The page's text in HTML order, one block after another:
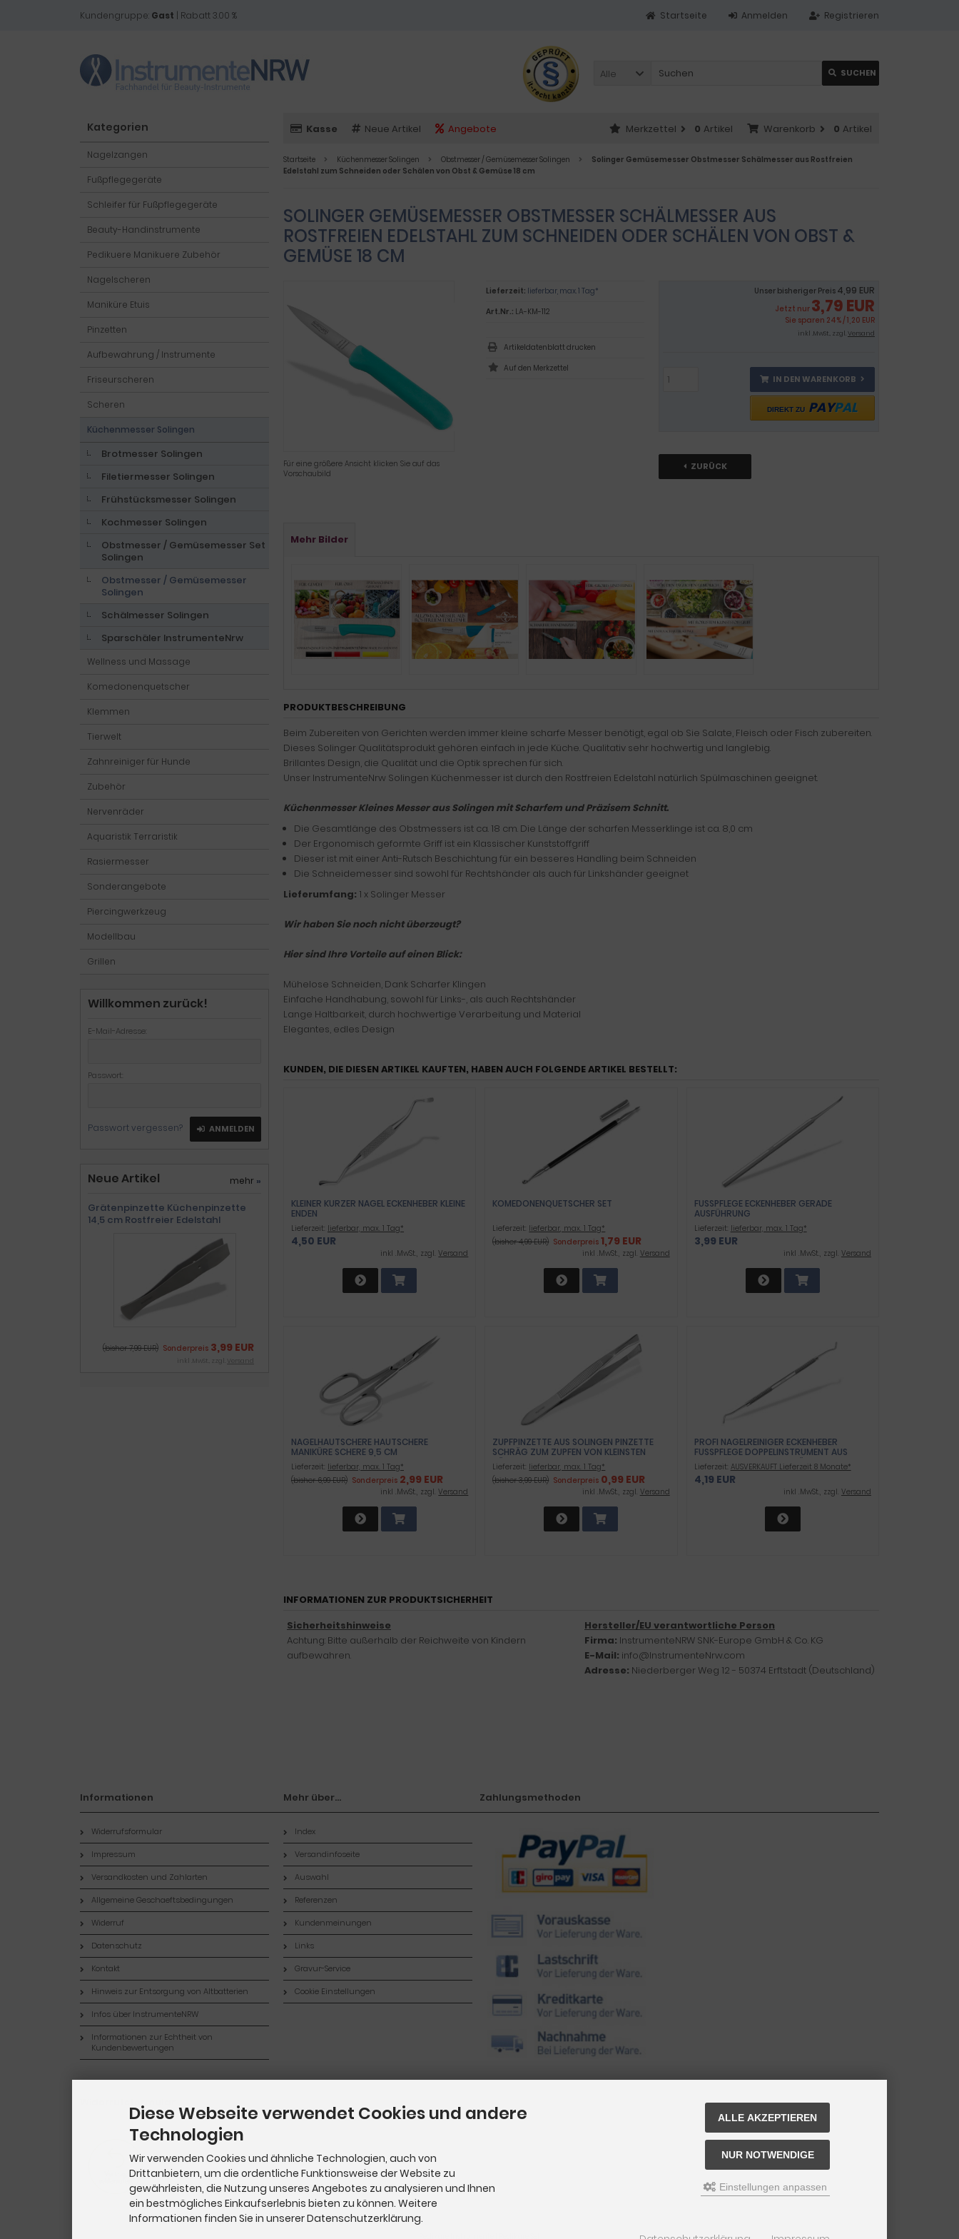
Kundengruppe: Gast | Rabatt 3.00 % Registrieren
Anmelden
Startseite
Alle SUCHEN
Kasse Neue Artikel Angebote Warenkorb 0 Artikel
Merkzettel 0 Artikel
Startseite Küchenmesser Solingen Obstmesser / Gemüsemesser Solingen
Solinger Gemüsemesser Obstmesser Schälmesser aus Rostfreien
Edelstahl zum Schneiden oder Schälen von Obst & Gemüse 18 cm
SOLINGER GEMÜSEMESSER OBSTMESSER SCHÄLMESSER AUS
ROSTFREIEN EDELSTAHL ZUM SCHNEIDEN ODER SCHÄLEN VON OBST &
GEMÜSE 18 CM
Für eine größere Ansicht klicken Sie auf das
Vorschaubild
Unser bisheriger Preis 4,99 EUR
Jetzt nur 3,79 EUR
Sie sparen 24% / 1,20 EUR
inkl .MwSt., zzgl.Versand
IN DEN WARENKORB
DIREKT ZU PAYPAL
ZURÜCK
Lieferzeit: lieferbar, max. 1 Tag*
Art.Nr.: LA-KM-112
Artikeldatenblatt drucken
Mehr Bilder
PRODUKTBESCHREIBUNG
Beim Zubereiten von Gerichten werden immer kleine scharfe Messer benötigt, egal ob Sie Salate, Fleisch oder Fisch zubereiten.
Dieses Solinger Qualitätsprodukt gehören einfach in jede Küche. Qualitativ sehr hochwertig und langlebig.
Brillantes Design, die Qualität und die Optik sprechen für sich.
Unser InstrumenteNrw Solingen Küchenmesser ist durch den Rostfreien Edelstahl natürlich Spülmaschinen geeignet.
Küchenmesser Kleines Messer aus Solingen mit Scharfem und Präzisem Schnitt.
Die Gesamtlänge des Obstmessers ist ca. 18 cm. Die Länge der scharfen Messerklinge ist ca. 8,0 cm
Der Ergonomisch geformte Griff ist ein Klassischer Kunststoffgriff
Dieser ist mit einer Anti-Rutsch Beschichtung für ein besseres Handling beim Schneiden
Die Schneidemesser sind sowohl für Rechtshänder als auch für Linkshänder geeignet
Lieferumfang: 1 x Solinger Messer
Wir haben Sie noch nicht überzeugt?
Hier sind Ihre Vorteile auf einen Blick:
Mühelose Schneiden, Dank Scharfer Klingen
Einfache Handhabung, sowohl für Links-, als auch Rechtshänder
Lange Haltbarkeit, durch hochwertige Verarbeitung und Material
Elegantes, edles Design
KUNDEN, DIE DIESEN ARTIKEL KAUFTEN, HABEN AUCH FOLGENDE ARTIKEL BESTELLT:
KLEINER KURZER NAGEL ECKENHEBER KLEINE
ENDEN
Lieferzeit: lieferbar, max. 1 Tag*
4,50 EUR
inkl .MwSt., zzgl.Versand
KOMEDONENQUETSCHER SET
Lieferzeit: lieferbar, max. 1 Tag*
(bisher 4,99 EUR) Sonderpreis 1,79 EUR
inkl .MwSt., zzgl. Versand
FUSSPFLEGE ECKENHEBER GERADE A
USFÜHRUNG
Lieferzeit: lieferbar, max. 1 Tag*
3,99 EUR
inkl .MwSt., zzgl. Versand
NAGELHAUTSCHERE HAUTSCHERE
MANIKÜRE SCHERE 9,5 CM
Lieferzeit: lieferbar, max. 1 Tag*
(bisher 6,99 EUR) Sonderpreis 2,99 EUR
inkl .MwSt., zzgl.Versand
ZUPFPINZETTE AUS SOLINGEN PINZETTE
SCHRÄG ZUM ZUPFEN VON KLEINSTEN
HÄRCHEN 7,5 CM
Lieferzeit: lieferbar, max. 1 Tag*
(bisher 3,99 EUR) Sonderpreis 0,99 EUR
inkl .MwSt., zzgl. Versand
PROFI NAGELREINIGER ECKENHEBER
FUSSPFLEGE DOPPELINSTRUMENT AUS R
OSTFREIEM EDELSTAHL FÜR NAGELECKEN A
LS IDEALES FUSSPFLEGEWERKZEUG
Lieferzeit: AUSVERKAUFT Lieferzeit 8 Monate*
4,19 EUR
inkl .MwSt., zzgl. Versand
INFORMATIONEN ZUR PRODUKTSICHERHEIT
Sicherheitshinweise
Achtung: Bitte außerhalb der Reichweite von Kindern
aufbewahren.
Hersteller/EU verantwortliche Person
Firma: InstrumenteNRW SNK-Europe GmbH & Co. KG
E-Mail: info@InstrumenteNrw.com
Adresse: Niederberger Weg 12 - 50374 Erftstadt (Deutschland)
Kategorien
Nagelzangen
Fußpflegegeräte
Schleifer für Fußpflegegeräte
Beauty-Handinstrumente
Pedikuere Manikuere Zubehör
Nagelscheren
Maniküre Etuis
Pinzetten
Aufbewahrung / Instrumente
Friseurscheren
Scheren
Küchenmesser Solingen
Brotmesser Solingen
Filetiermesser Solingen
Frühstücksmesser Solingen
Kochmesser Solingen
Obstmesser / Gemüsemesser Set
Solingen
Obstmesser / Gemüsemesser
Solingen
Schälmesser Solingen
Sparschäler InstrumenteNrw
Wellness und Massage
Komedonenquetscher
Klemmen
Tierwelt
Zahnreiniger für Hunde
Zubehör
Nervenräder
Aquaristik Terraristik
Rasiermesser
Sonderangebote
Piercingwerkzeug
Modellbau
Grillen
Willkommen zurück!
E-Mail-Adresse:
Passwort:
Passwort vergessen? ANMELDEN
Neue Artikel mehr »
Grätenpinzette Küchenpinzette
14,5 cm Rostfreier Edelstahl
(bisher 7,99 EUR) Sonderpreis 3,99 EUR
inkl .MwSt., zzgl. Versand
Informationen
Widerrufsformular
Impressum
Versandkosten und Zahlarten
Allgemeine Geschaeftsbedingungen
Widerruf
Datenschutz
Kontakt
Hinweis zur Entsorgung von Altbatterien
Infos über InstrumenteNRW
Informationen zur Echtheit von
Kundenbewertungen
Mehr über...
Index
Versandinfoseite
Auswahl
Referenzen
Kundenmeinungen
Links
Gravur-Service
Cookie Einstellungen
Zahlungsmethoden
Diese Webseite verwendet Cookies und andere
Technologien
Wir verwenden Cookies und ähnliche Technologien, auch von
Drittanbietern, um die ordentliche Funktionsweise der Website zu
gewährleisten, die Nutzung unseres Angebotes zu analysieren und Ihnen
ein bestmögliches Einkaufserlebnis bieten zu können. Weitere
Informationen finden Sie in unserer Datenschutzerklärung.
ALLE AKZEPTIEREN
NUR NOTWENDIGE
Einstellungen anpassen